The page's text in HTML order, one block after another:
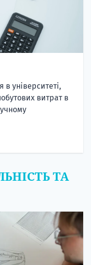
в університеті,
витрат в
ТА